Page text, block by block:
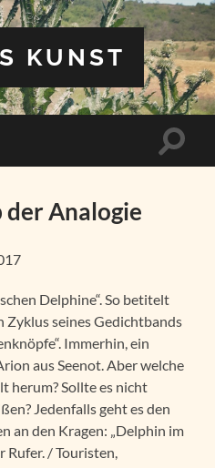
KUNST
Analogie
Delphine“. So betitelt
Zyklus seines Gedichtbands
Immerhin, ein
aus Seenot. Aber welche
herum? Sollte es nicht
Jedenfalls geht es den
an den Kragen: „Delphin im
/ Touristen,